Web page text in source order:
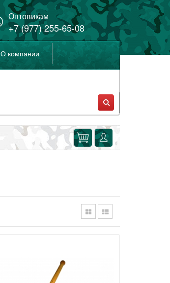
Оптовикам
+7 (977) 255-65-08
О компании